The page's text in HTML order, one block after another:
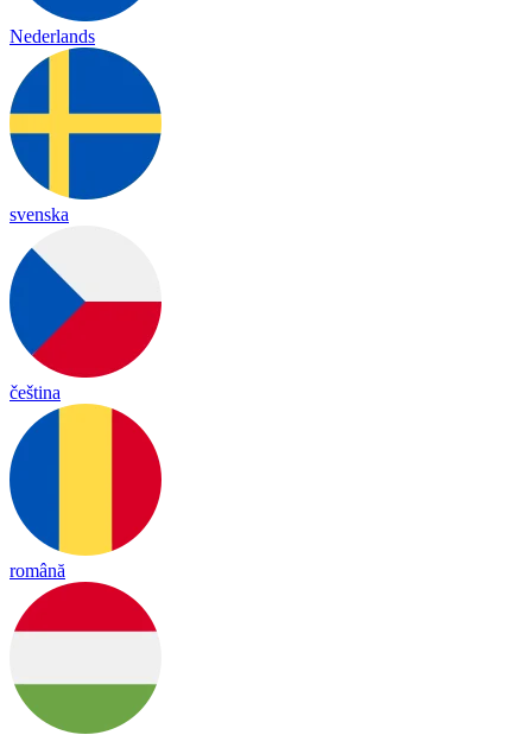
Nederlands
svenska
čeština
română